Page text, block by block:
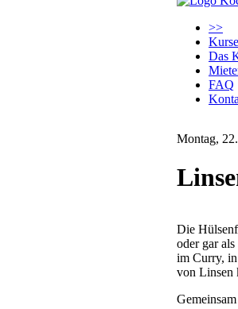
überspringen
>>
Das
FAQ
Montag,
Die
oder gar
im Curry, in
von Linsen